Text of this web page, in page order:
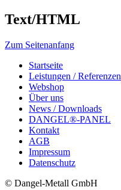
Text/HTML
Zum Seitenanfang
Startseite
Leistungen / Referenzen
Webshop
Über uns
News / Downloads
DANGEL®-PANEL
Kontakt
AGB
Impressum
Datenschutz
© Dangel-Metall GmbH